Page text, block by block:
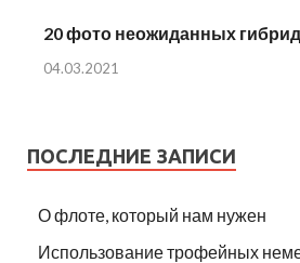
20 фото неожиданных
04.03.2021
ПОСЛЕДНИЕ ЗАПИСИ
О флоте, который нам нужен
Использование трофейных